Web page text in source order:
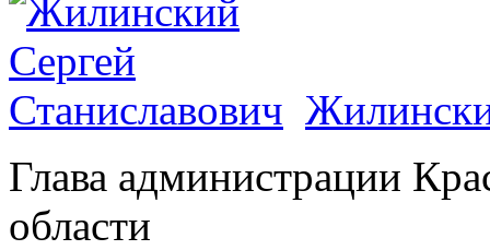
Глава администрации
области